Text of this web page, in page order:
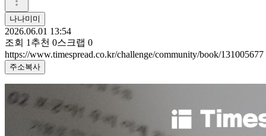
나나미미
2026.06.01 13:54
조회 1 추천 0스크랩 0
https://www.timespread.co.kr/challenge/community/book/131005677
주소복사